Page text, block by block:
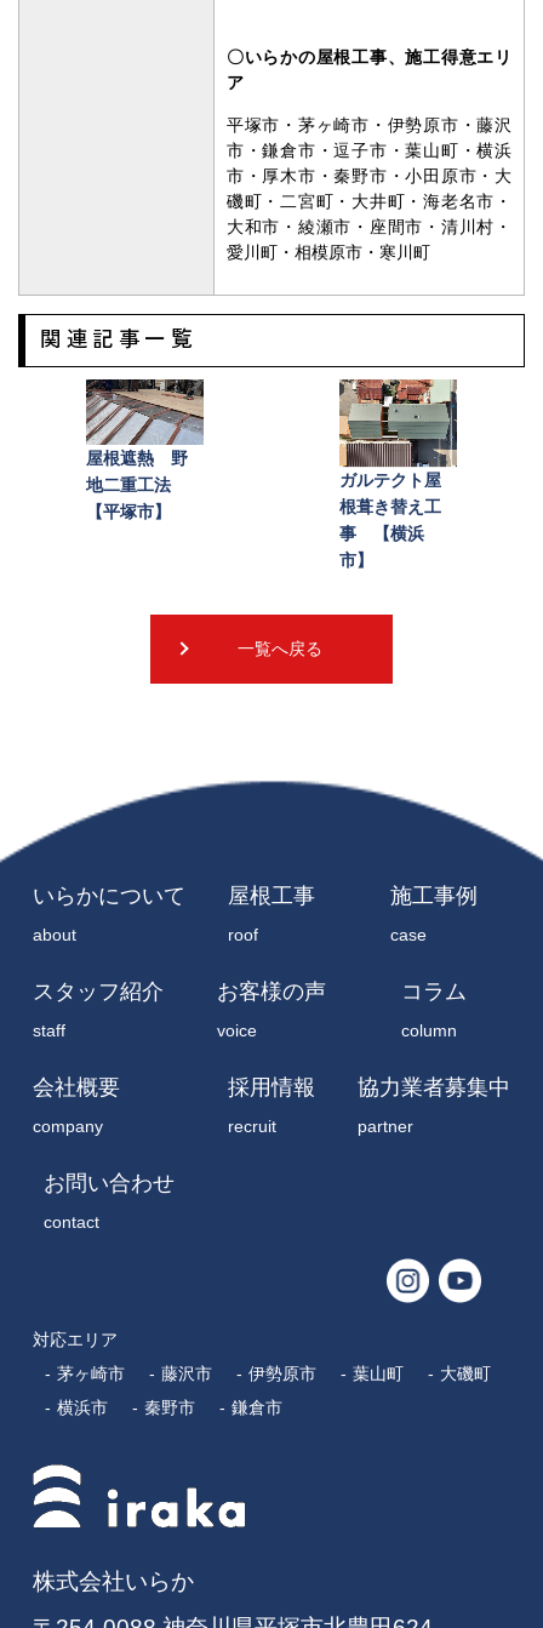
〇いらかの屋根工事、施工得意エリ
ア
平塚市・茅ヶ崎市・伊勢原市・藤沢
市・鎌倉市・逗子市・葉山町・横浜
市・厚木市・秦野市・小田原市・大
磯町・二宮町・大井町・海老名市・
大和市・綾瀬市・座間市・清川村・
愛川町・相模原市・寒川町
関連記事一覧
屋根遮熱 野
地二重工法
【平塚市】
ガルテクト屋
根葺き替え工
事 【横浜
市】
一覧へ戻る
いらかについて
about
屋根工事
roof
施工事例
case
スタッフ紹介
staff
お客様の声
voice
コラム
column
会社概要
company
採用情報
recruit
協力業者募集中
partner
お問い合わせ
contact
対応エリア
茅ヶ崎市
藤沢市 伊勢原市 葉山町
大磯町
横浜市
秦野市 鎌倉市
株式会社いらか